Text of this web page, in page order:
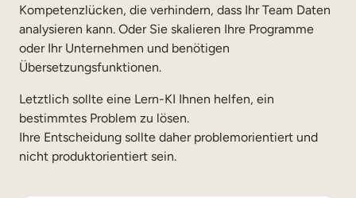
Kompetenzlücken, die verhindern, dass Ihr Team Daten
analysieren kann. Oder Sie skalieren Ihre Programme
oder Ihr Unternehmen und benötigen
Übersetzungsfunktionen.
Letztlich sollte eine Lern-KI Ihnen helfen, ein
bestimmtes Problem zu lösen.
Ihre Entscheidung sollte daher problemorientiert und
nicht produktorientiert sein.